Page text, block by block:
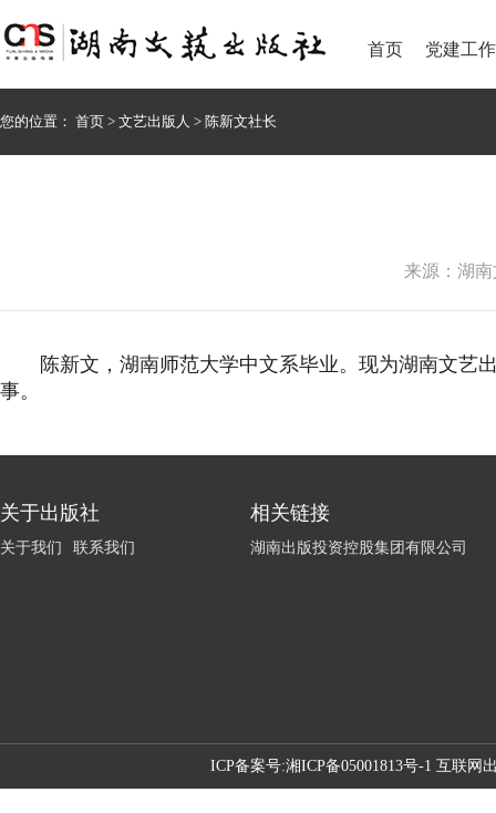
首页 党建工作
您的位置： 首页 > 文艺出版人 > 陈新文社长
来源：湖南
陈新文，湖南师范大学中文系毕业。现为湖南文艺出
事。
关于出版社
关于我们 联系我们
相关链接
湖南出版投资控股集团有限公司
ICP备案号:湘ICP备05001813号-1 互联网